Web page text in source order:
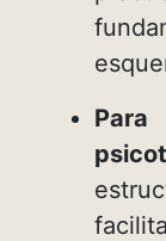
Para